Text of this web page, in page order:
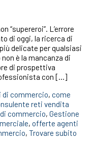
“supereroi”. L’errore
di oggi, la ricerca di
delicate per qualsiasi
è la mancanza di
di prospettiva
con […]
di commercio, come
reti vendita
commercio, Gestione
, offerte agenti
, Trovare subito